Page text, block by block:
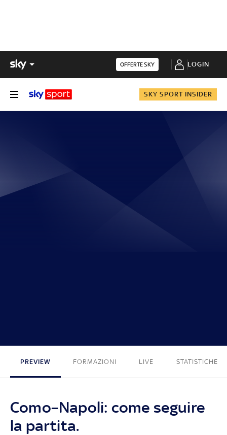
OFFERTE SKY LOGIN
SKY SPORT INSIDER
PREVIEW FORMAZIONI LIVE STATISTICHE
Como–Napoli: come seguire
la partita.